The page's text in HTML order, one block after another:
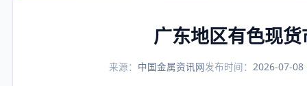
广东地区有色现
来源： 中国金属资讯网发布时间： 2026-07-08